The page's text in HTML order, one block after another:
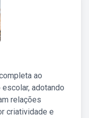
ao
adotando
relações
criatividade e